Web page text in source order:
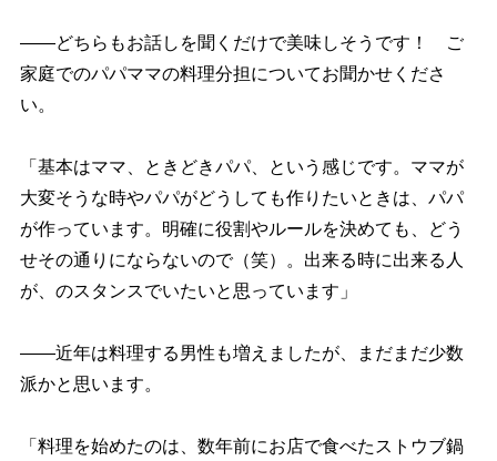
――どちらもお話しを聞くだけで美味しそうです！ ご
家庭でのパパママの料理分担についてお聞かせくださ
い。
「基本はママ、ときどきパパ、という感じです。ママが
大変そうな時やパパがどうしても作りたいときは、パパ
が作っています。明確に役割やルールを決めても、どう
せその通りにならないので（笑）。出来る時に出来る人
が、のスタンスでいたいと思っています」
――近年は料理する男性も増えましたが、まだまだ少数
派かと思います。
「料理を始めたのは、数年前にお店で食べたストウブ鍋